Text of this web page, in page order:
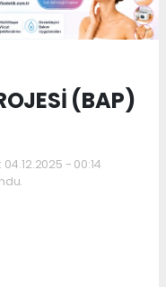
(BAP)
- 00:14